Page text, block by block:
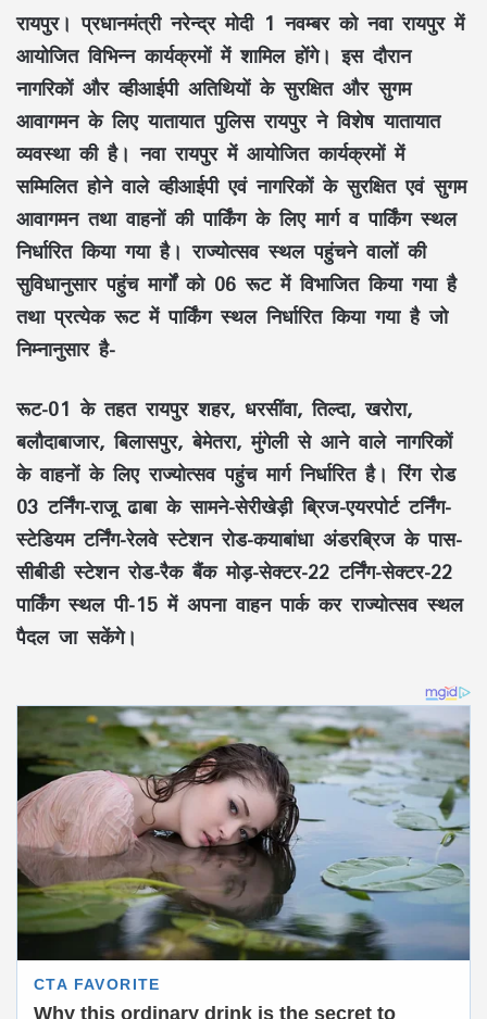
रायपुर। प्रधानमंत्री नरेन्द्र मोदी 1 नवम्बर को नवा रायपुर में
आयोजित विभिन्न कार्यक्रमों में शामिल होंगे। इस दौरान
नागरिकों और व्हीआईपी अतिथियों के सुरक्षित और सुगम
आवागमन के लिए यातायात पुलिस रायपुर ने विशेष यातायात
व्यवस्था की है। नवा रायपुर में आयोजित कार्यक्रमों में
सम्मिलित होने वाले व्हीआईपी एवं नागरिकों के सुरक्षित एवं सुगम
आवागमन तथा वाहनों की पार्किंग के लिए मार्ग व पार्किंग स्थल
निर्धारित किया गया है। राज्योत्सव स्थल पहुंचने वालों की
सुविधानुसार पहुंच मार्गों को 06 रूट में विभाजित किया गया है
तथा प्रत्येक रूट में पार्किंग स्थल निर्धारित किया गया है जो
निम्नानुसार है-
रूट-01 के तहत रायपुर शहर, धरसींवा, तिल्दा, खरोरा,
बलौदाबाजार, बिलासपुर, बेमेतरा, मुंगेली से आने वाले नागरिकों
के वाहनों के लिए राज्योत्सव पहुंच मार्ग निर्धारित है। रिंग रोड
03 टर्निंग-राजू ढाबा के सामने-सेरीखेड़ी ब्रिज-एयरपोर्ट टर्निंग-
स्टेडियम टर्निंग-रेलवे स्टेशन रोड-कयाबांधा अंडरब्रिज के पास-
सीबीडी स्टेशन रोड-रैक बैंक मोड़-सेक्टर-22 टर्निंग-सेक्टर-22
पार्किंग स्थल पी-15 में अपना वाहन पार्क कर राज्योत्सव स्थल
पैदल जा सकेंगे।